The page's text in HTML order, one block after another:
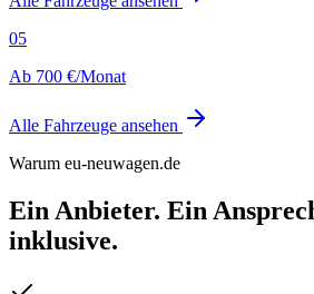
05
Ab 700 €/Monat
Alle Fahrzeuge ansehen
Warum eu-neuwagen.de
Ein Anbieter. Ein
inklusive.